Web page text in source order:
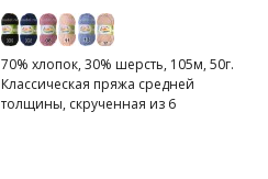
70% хлопок, 30% шерсть, 105м, 50г.
Классическая пряжа средней
толщины, скрученная из 6